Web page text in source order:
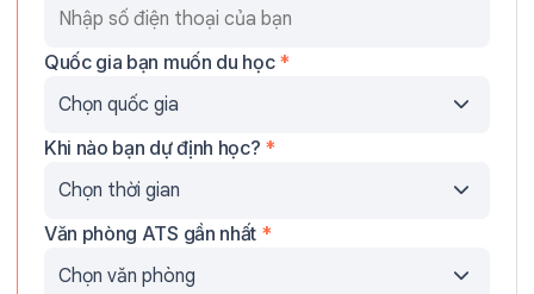
Quốc gia bạn muốn du học *
Khi nào bạn dự định học? *
Văn phòng ATS gần nhất *